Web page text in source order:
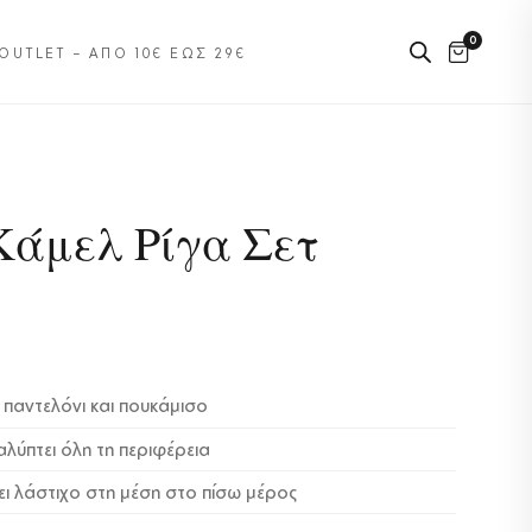
– ΑΠΌ 10€ ΈΩΣ 29€
0
Ρίγα Σετ
και πουκάμισο
όλη τη περιφέρεια
λάστιχο στη μέση στο πίσω μέρος